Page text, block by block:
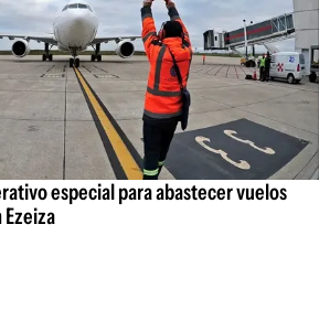
especial para abastecer vuelos